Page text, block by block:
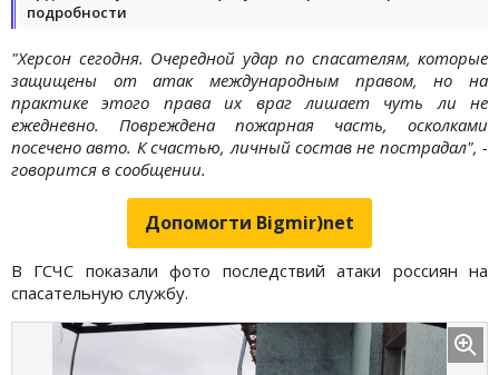
подробности
"Херсон сегодня. Очередной удар по спасателям, которые
защищены от атак международным правом, но на
практике этого права их враг лишает чуть ли не
ежедневно. Повреждена пожарная часть, осколками
посечено авто. К счастью, личный состав не пострадал", -
говорится в сообщении.
Допомогти Bigmir)net
В ГСЧС показали фото последствий атаки россиян на
спасательную службу.